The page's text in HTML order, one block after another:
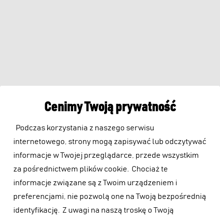
Cenimy Twoją prywatność
Podczas korzystania z naszego serwisu
internetowego, strony mogą zapisywać lub odczytywać
informacje w Twojej przeglądarce, przede wszystkim
za pośrednictwem plików cookie. Chociaż te
informacje związane są z Twoim urządzeniem i
preferencjami, nie pozwolą one na Twoją bezpośrednią
identyfikację. Z uwagi na naszą troskę o Twoją